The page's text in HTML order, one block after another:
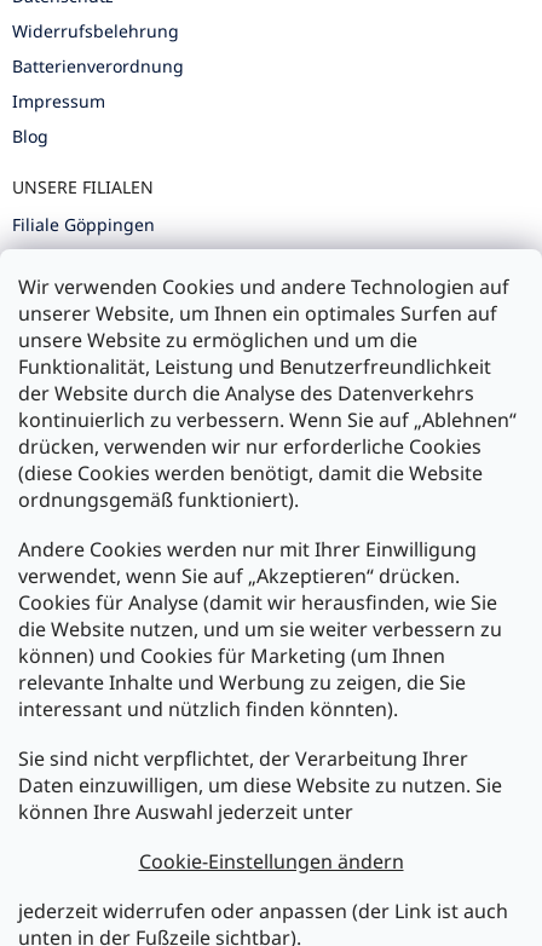
Wir verwenden Cookies und andere Technologien auf
unserer Website, um Ihnen ein optimales Surfen auf
unsere Website zu ermöglichen und um die
Funktionalität, Leistung und Benutzerfreundlichkeit
der Website durch die Analyse des Datenverkehrs
kontinuierlich zu verbessern. Wenn Sie auf „Ablehnen“
drücken, verwenden wir nur erforderliche Cookies
(diese Cookies werden benötigt, damit die Website
ordnungsgemäß funktioniert).
Andere Cookies werden nur mit Ihrer Einwilligung
verwendet, wenn Sie auf „Akzeptieren“ drücken.
Cookies für Analyse (damit wir herausfinden, wie Sie
die Website nutzen, und um sie weiter verbessern zu
können) und Cookies für Marketing (um Ihnen
relevante Inhalte und Werbung zu zeigen, die Sie
interessant und nützlich finden könnten).
Sie sind nicht verpflichtet, der Verarbeitung Ihrer
Daten einzuwilligen, um diese Website zu nutzen. Sie
können Ihre Auswahl jederzeit unter
Cookie-Einstellungen ändern
jederzeit widerrufen oder anpassen (der Link ist auch
unten in der Fußzeile sichtbar).
Widerrufsbelehrung
Batterienverordnung
Impressum
Blog
UNSERE FILIALEN
Filiale Göppingen
Filiale Ulm
Zahlung und Versand
Versand mit:
Zahlarten:
Newsletter abonnieren
Legen Sie Ihre E-Mail ein und wir werden Ihnen Informationen
über neue Produkte in unserem E-Shop zusenden.
E-Mail